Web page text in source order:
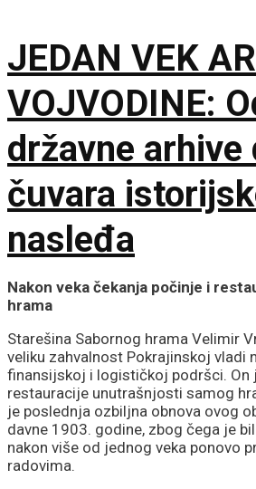
JEDAN VEK
VOJVODINE:
državne arhive
čuvara
nasleđa
Nakon veka čekanja počinje i
hrama
Starešina Sabornog hrama Velimir
veliku zahvalnost Pokrajinskoj vladi
finansijskoj i logističkoj podršci. On
restauracije unutrašnjosti samog
je poslednja ozbiljna obnova ovog
davne 1903. godine, zbog čega je
nakon više od jednog veka ponovo
radovima.